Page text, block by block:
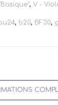
,V -
, b20, BF30,